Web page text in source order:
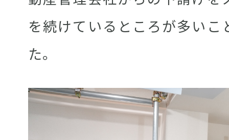
を続けているところが多いこ
た。